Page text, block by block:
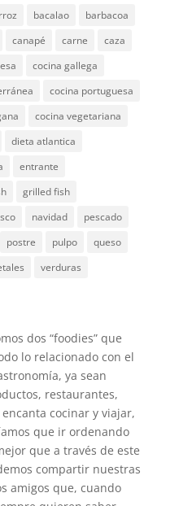
bacalao
barbacoa
canapé carne
caza
cocina gallega
cocina portuguesa
cocina vegetariana
dieta atlantica
entrante
grilled fish
navidad
pescado
postre pulpo
queso
verduras
dos “foodies” que
lo relacionado con el
ya sean
restaurantes,
cocinar y viajar,
que ir ordenando
que a través de este
compartir nuestras
amigos que, cuando